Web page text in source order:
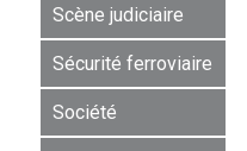
Scène judiciaire
Sécurité ferroviaire
Société